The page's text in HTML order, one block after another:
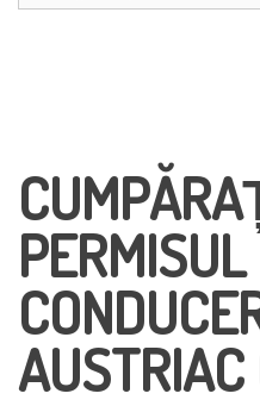
AUSTRIAC